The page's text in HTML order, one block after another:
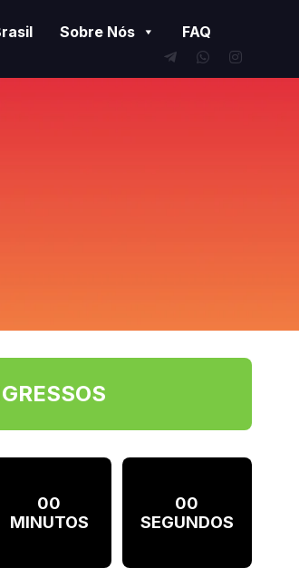
Sobre Nós FAQ
00
MINUTOS
00
SEGUNDOS